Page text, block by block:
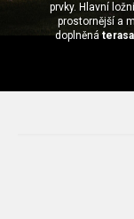
Zděné
Pracovní pozice
Prohlížet vše v
7
Výhody
Přízemní
RD Zhoř
prvky. Hlavní
prostornější a
doplněná